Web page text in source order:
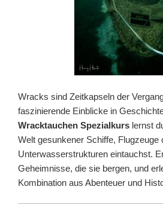
Wracks sind Zeitkapseln der
faszinierende Einblicke in
Wracktauchen Spezialkurs lernst
Welt gesunkener Schiffe, Flugzeuge
Unterwasserstrukturen eintauchst.
Geheimnisse, die sie bergen, und
Kombination aus Abenteuer und